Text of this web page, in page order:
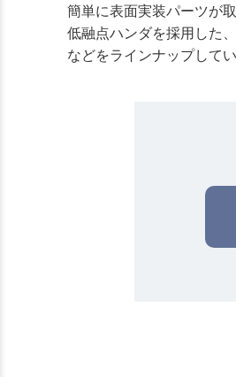
簡単に表面実装パーツが
低融点ハンダを採用した
などをラインナップしてい